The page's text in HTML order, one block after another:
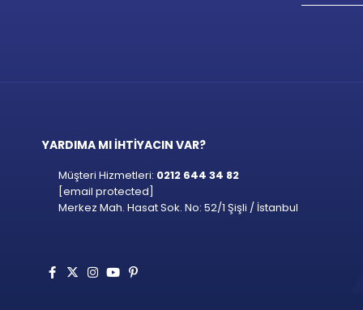
YARDIMA MI İHTİYACIN VAR?
Müşteri Hizmetleri: 0212 644 34 82
[email protected]
Merkez Mah. Hasat Sok. No: 52/1 Şişli / İstanbul